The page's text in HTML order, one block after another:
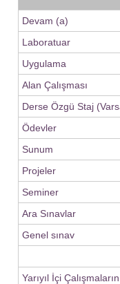
Devam (a)
Laboratuar
Uygulama
Alan Çalışması
Derse Özgü Staj
Ödevler
Sunum
Projeler
Seminer
Ara Sınavlar
Genel sınav
Yarıyıl İçi